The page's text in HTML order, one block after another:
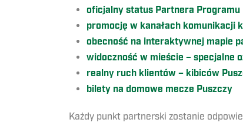
oficjalny status Partnera Programu
promocję w kanałach komunikacji
obecność na interaktywnej mapie
widoczność w mieście – specjalne
realny ruch klientów – kibiców
bilety na domowe mecze Puszczy
Każdy punkt partnerski zostanie